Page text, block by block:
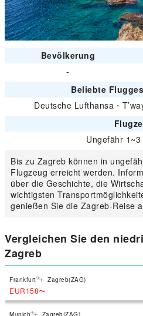
Bevölkerung
-
Beliebte
Deutsche Lufthansa ・
Ungefähr
Bis zu Zagreb können in
Flugzeug erreicht werden.
über die Geschichte, die
wichtigsten
genießen Sie die Zagreb-Reise
Vergleichen Sie den
Zagreb
Frankfurt Zagreb(ZAG)
EUR158〜
Munich Zagreb(ZAG)